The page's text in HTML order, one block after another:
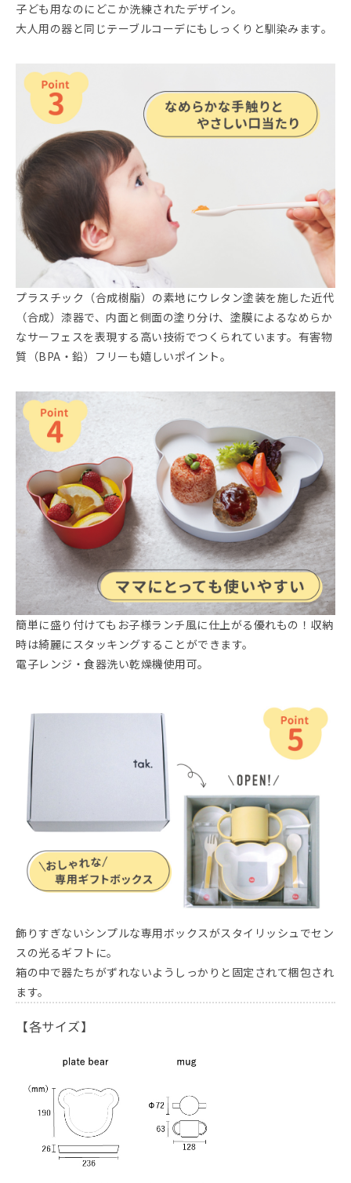
子ども用なのにどこか洗練されたデザイン。
大人用の器と同じテーブルコーデにもしっくりと馴染みます。
プラスチック（合成樹脂）の素地にウレタン塗装を施した近代
（合成）漆器で、内面と側面の塗り分け、塗膜によるなめらか
なサーフェスを表現する高い技術でつくられています。有害物
質（BPA・鉛）フリーも嬉しいポイント。
簡単に盛り付けてもお子様ランチ風に仕上がる優れもの！収納
時は綺麗にスタッキングすることができます。
電子レンジ・食器洗い乾燥機使用可。
飾りすぎないシンプルな専用ボックスがスタイリッシュでセン
スの光るギフトに。
箱の中で器たちがずれないようしっかりと固定されて梱包され
ます。
【各サイズ】